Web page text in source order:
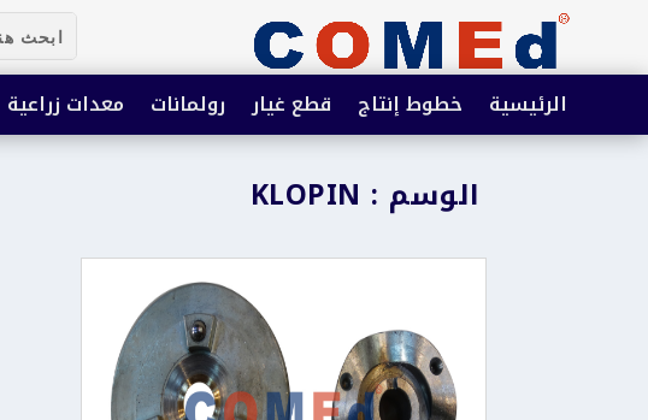
الرئيسية خطوط إنتاج قطع غيار رولمانات معدات زراعية
الوسم : KLOPIN